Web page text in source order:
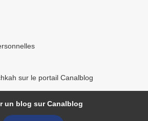
sur le portail Canalblog
un blog sur Canalblog